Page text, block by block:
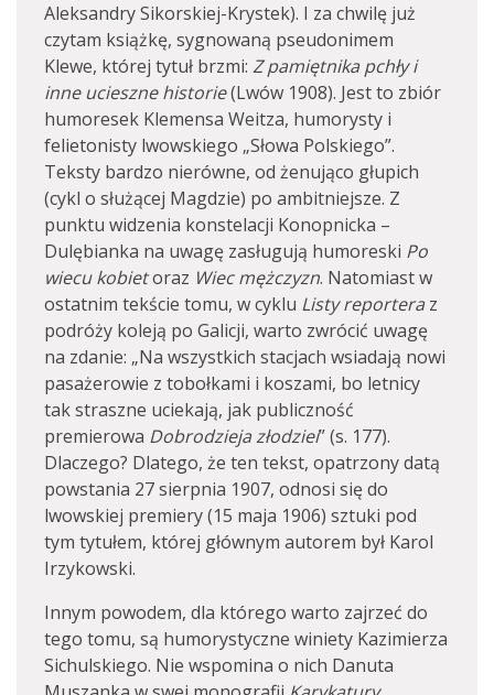
Aleksandry Sikorskiej-Krystek). I za chwilę już
czytam książkę, sygnowaną pseudonimem
Klewe, której tytuł brzmi: Z pamiętnika pchły i
inne ucieszne historie(Lwów 1908). Jest to zbiór
humoresek Klemensa Weitza, humorysty i
felietonisty lwowskiego „Słowa Polskiego”.
Teksty bardzo nierówne, od żenująco głupich
(cykl o służącej Magdzie) po ambitniejsze. Z
punktu widzenia konstelacji Konopnicka –
Dulębianka na uwagę zasługują humoreski Po
wiecu kobietoraz Wiec mężczyzn. Natomiast w
ostatnim tekście tomu, w cyklu Listy reportera z
podróży koleją po Galicji, warto zwrócić uwagę
na zdanie: „Na wszystkich stacjach wsiadają nowi
pasażerowie z tobołkami i koszami, bo letnicy
tak straszne uciekają, jak publiczność
premierowa Dobrodzieja złodziei” (s. 177).
Dlaczego? Dlatego, że ten tekst, opatrzony datą
powstania 27 sierpnia 1907, odnosi się do
lwowskiej premiery (15 maja 1906) sztuki pod
tym tytułem, której głównym autorem był Karol
Irzykowski.
Innym powodem, dla którego warto zajrzeć do
tego tomu, są humorystyczne winiety Kazimierza
Sichulskiego. Nie wspomina o nich Danuta